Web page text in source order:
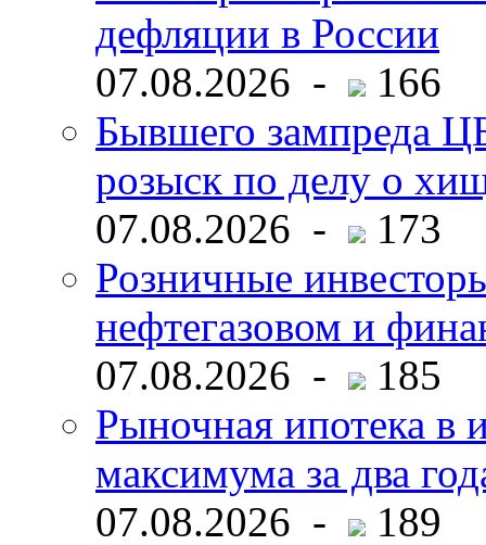
дефляции в России
07.08.2026 -
166
Бывшего зампреда
розыск по делу о
07.08.2026 -
173
Розничные
нефтегазовом и
07.08.2026 -
185
Рыночная ипотека в
максимума за два
07.08.2026 -
189